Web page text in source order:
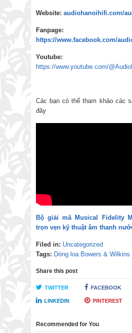
Website: audiohanoihifi.com/
Fanpage:
https://www.facebook.com/
Youtube:
https://www.youtube.com/
Các bạn có thể tham khảo các
đây
Bộ giải mã Musical Fidelity
trọn vẹn kỹ thuật âm thanh
Filed in: Uncategorized
Tags: Dòng loa Bowers & Wilkins
Share this post
TWITTER FACEBOOK
LINKEDIN PINTEREST
Recommended for You